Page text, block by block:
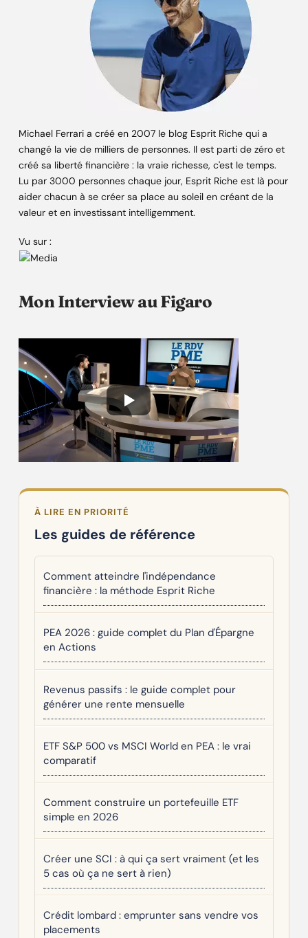
Michael Ferrari a créé en 2007 le blog Esprit Riche qui a
changé la vie de milliers de personnes. Il est parti de zéro et
créé sa liberté financière : la vraie richesse, c'est le temps.
Lu par 3000 personnes chaque jour, Esprit Riche est là pour
aider chacun à se créer sa place au soleil en créant de la
valeur et en investissant intelligemment.
Vu sur :
Mon Interview au Figaro
À LIRE EN PRIORITÉ
Les guides de référence
Comment atteindre l'indépendance
financière : la méthode Esprit Riche
PEA 2026 : guide complet du Plan d'Épargne
en Actions
Revenus passifs : le guide complet pour
générer une rente mensuelle
ETF S&P 500 vs MSCI World en PEA : le vrai
comparatif
Comment construire un portefeuille ETF
simple en 2026
Créer une SCI : à qui ça sert vraiment (et les
5 cas où ça ne sert à rien)
Crédit lombard : emprunter sans vendre vos
placements